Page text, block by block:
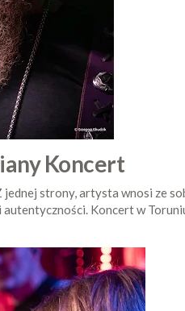
Koncert
jednej strony, artysta wnosi ze
Koncert w